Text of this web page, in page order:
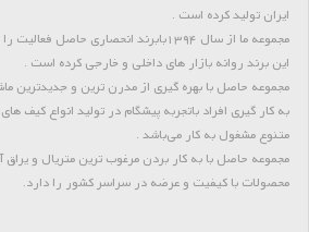
ایران تولید کرده است .
مجموعه ما از سال 1394بابرند انحصاری
این برند روانه بازار های داخلی و خارجی کرده است .
مجموعه حاصل با بهره گیری از مدرن ترین و جدیدترین
به کار گیری افراد باتجربه پیشگام در تولید انواع کیف
متنوع مشغول به کار می‌باشد .
مجموعه حاصل با به کار بردن مرغوب ترین متریال و
محصولات با کیفیت و عرضه در سراسر کشور را دارد.